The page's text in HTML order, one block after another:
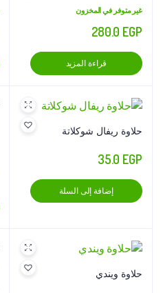
غير متوفر في المخزون
280.0 EGP
قراءة المزيد
حلاوة ريفال شوكلاتة
35.0 EGP
إضافة إلى السلة
حلاوة ويندي